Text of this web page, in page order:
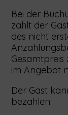
Bei der
zahlt der
des nicht
Gesamtpreis
im Angebot
Der Gast
bezahlen.